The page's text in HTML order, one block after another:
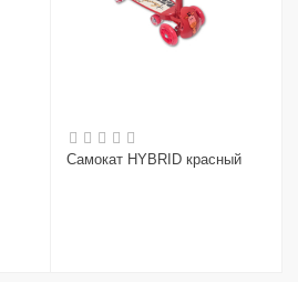
Самокат HYBRID красный